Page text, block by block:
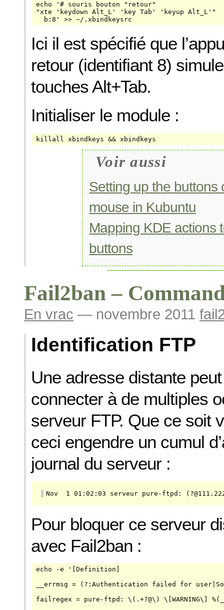
echo '# souris bouton "retour"
"xte 'keydown Alt_L' 'key Tab' 'keyup Alt_L'"
b:8' >> ~/.xbindkeysrc
Ici il est spécifié que
retour (identifiant 8)
touches Alt+Tab.
Initialiser le module :
killall xbindkeys && xbindkeys
Voir aussi
Setting up the buttons
mouse in Kubuntu
Mapping KDE actions
buttons
Fail2ban –
En vrac — novembre 2011
Identification FTP
Une adresse distante
connecter à de multiples
serveur FTP. Que ce soit
ceci engendre un cumul
journal du serveur :
Nov  1 01:02:03 serveur pure-ftpd:
Pour bloquer ce serveur
avec Fail2ban :
echo -e '[Definition]
__errmsg = (?:Authentication failed for
failregex = pure-ftpd: \(.+?@\) \[WARNING\]